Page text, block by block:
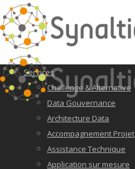
Services
Challenge & Alternative
Data Gouvernance
Architecture Data
Accompagnement Projet
Assistance Technique
Application sur mesure